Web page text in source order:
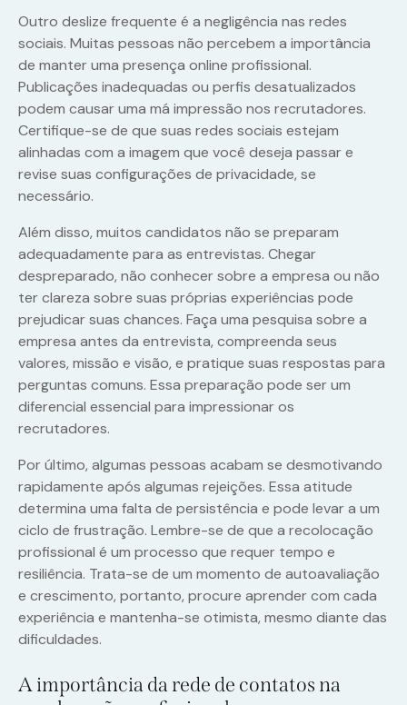
Outro deslize frequente é a negligência nas redes
sociais. Muitas pessoas não percebem a importância
de manter uma presença online profissional.
Publicações inadequadas ou perfis desatualizados
podem causar uma má impressão nos recrutadores.
Certifique-se de que suas redes sociais estejam
alinhadas com a imagem que você deseja passar e
revise suas configurações de privacidade, se
necessário.
Além disso, muitos candidatos não se preparam
adequadamente para as entrevistas. Chegar
despreparado, não conhecer sobre a empresa ou não
ter clareza sobre suas próprias experiências pode
prejudicar suas chances. Faça uma pesquisa sobre a
empresa antes da entrevista, compreenda seus
valores, missão e visão, e pratique suas respostas para
perguntas comuns. Essa preparação pode ser um
diferencial essencial para impressionar os
recrutadores.
Por último, algumas pessoas acabam se desmotivando
rapidamente após algumas rejeições. Essa atitude
determina uma falta de persistência e pode levar a um
ciclo de frustração. Lembre-se de que a recolocação
profissional é um processo que requer tempo e
resiliência. Trata-se de um momento de autoavaliação
e crescimento, portanto, procure aprender com cada
experiência e mantenha-se otimista, mesmo diante das
dificuldades.
A importância da rede de contatos na